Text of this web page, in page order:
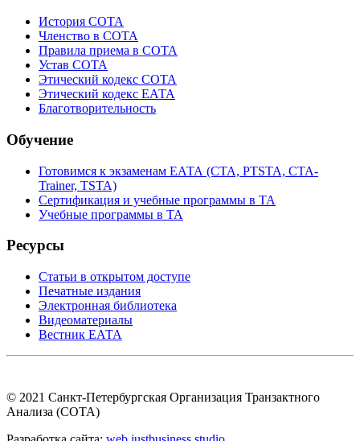
История СОТА
Членство в СОТА
Правила приема в СОТА
Устав СОТА
Этический кодекс СОТА
Этический кодекс ЕАТА
Благотворительность
Обучение
Готовимся к экзаменам ЕАТА (СТА, PTSTA, СТА-
Trainer, TSTA)
Сертификация и учебные программы в ТА
Учебные программы в ТА
Ресурсы
Статьи в открытом доступе
Печатные издания
Электронная библиотека
Видеоматериалы
Вестник ЕАТА
© 2021 Санкт-Петербургская Организация Транзактного
Анализа (СОТА)